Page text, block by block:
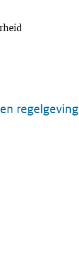
regelgeving